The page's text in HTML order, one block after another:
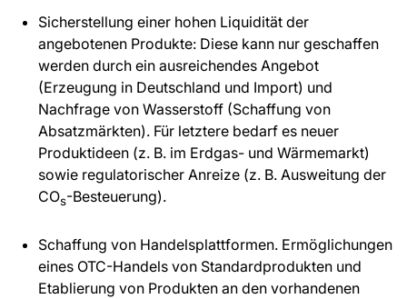
Sicherstellung einer hohen Liquidität der
angebotenen Produkte: Diese kann nur geschaffen
werden durch ein ausreichendes Angebot
(Erzeugung in Deutschland und Import) und
Nachfrage von Wasserstoff (Schaffung von
Absatzmärkten). Für letztere bedarf es neuer
Produktideen (z. B. im Erdgas- und Wärmemarkt)
sowie regulatorischer Anreize (z. B. Ausweitung der
COs-Besteuerung).
Schaffung von Handelsplattformen. Ermöglichungen
eines OTC-Handels von Standardprodukten und
Etablierung von Produkten an den vorhandenen